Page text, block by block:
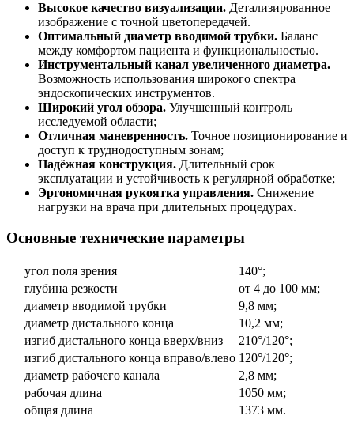
Высокое качество визуализации. Детализированное
изображение с точной цветопередачей.
Оптимальный диаметр вводимой трубки. Баланс
между комфортом пациента и функциональностью.
Инструментальный канал увеличенного диаметра.
Возможность использования широкого спектра
эндоскопических инструментов.
Широкий угол обзора. Улучшенный контроль
исследуемой области;
Отличная маневренность. Точное позиционирование и
доступ к труднодоступным зонам;
Надёжная конструкция. Длительный срок
эксплуатации и устойчивость к регулярной обработке;
Эргономичная рукоятка управления. Снижение
нагрузки на врача при длительных процедурах.
Основные технические параметры
угол поля зрения
140°;
глубина резкости
от 4 до 100 мм;
диаметр вводимой трубки
9,8 мм;
диаметр дистального конца
10,2 мм;
изгиб дистального конца вверх/вниз
210°/120°;
изгиб дистального конца вправо/влево 120°/120°;
диаметр рабочего канала
2,8 мм;
рабочая длина
1050 мм;
общая длина
1373 мм.